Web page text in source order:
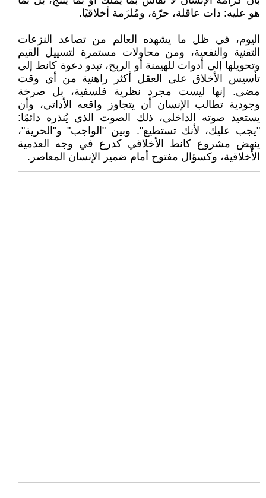
هو عليه: ذات عاقلة، حرّة، ومُلزَمة أخلاقيًا.
اليوم، في ظل ما يشهده العالم من تصاعد النزعات
التقنية والنفعية، ومن محاولات مستمرة لتسييل القيم
وتحويلها إلى أدوات للهيمنة أو الربح، تبدو دعوة كانط إلى
تأسيس الأخلاق على العقل أكثر راهنية من أي وقت
مضى. إنها ليست مجرد نظرية فلسفية، بل صرخة
وجودية تطالب الإنسان أن يتجاوز واقعه الأداتي، وأن
يستعيد صوته الداخلي، ذلك الصوت الذي يُنذره دائمًا:
"يجب عليك، لأنك تستطيع". وبين "الواجب" و"الحرية"،
ينهض مشروع كانط الأخلاقي كدرع في وجه العدمية
الأخلاقية، وكسؤال مفتوح أمام ضمير الإنسان المعاصر.